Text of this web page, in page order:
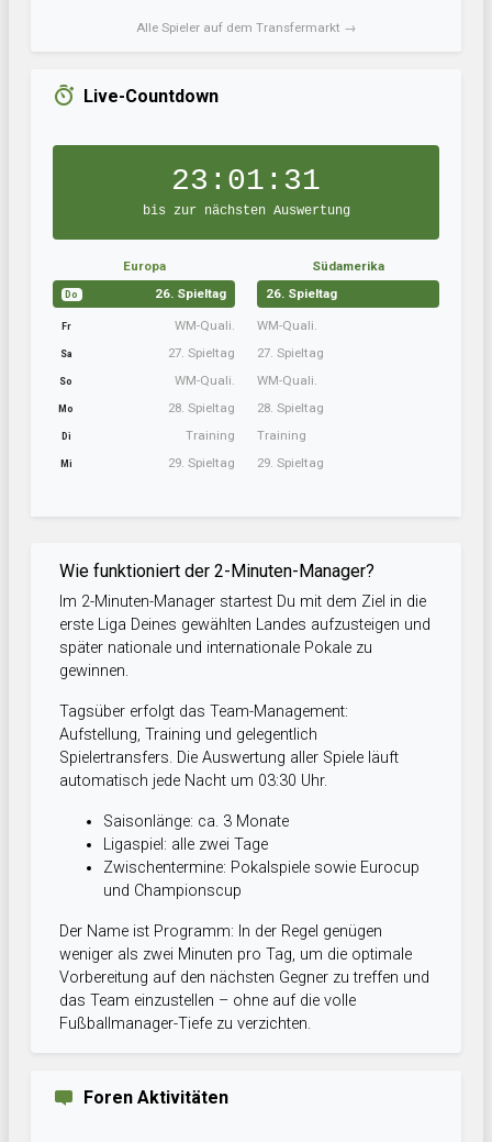
Alle Spieler auf dem Transfermarkt →
Live-Countdown
23:01:31
bis zur nächsten Auswertung
Europa
Do 26. Spieltag
Fr WM-Quali.
Sa 27. Spieltag
So WM-Quali.
Mo 28. Spieltag
Di Training
Mi 29. Spieltag
Südamerika
26. Spieltag
WM-Quali.
27. Spieltag
WM-Quali.
28. Spieltag
Training
29. Spieltag
Wie funktioniert der 2-Minuten-Manager?
Im 2-Minuten-Manager startest Du mit dem Ziel in die
erste Liga Deines gewählten Landes aufzusteigen und
später nationale und internationale Pokale zu
gewinnen.
Tagsüber erfolgt das Team-Management:
Aufstellung, Training und gelegentlich
Spielertransfers. Die Auswertung aller Spiele läuft
automatisch jede Nacht um 03:30 Uhr.
Saisonlänge: ca. 3 Monate
Ligaspiel: alle zwei Tage
Zwischentermine: Pokalspiele sowie Eurocup
und Championscup
Der Name ist Programm: In der Regel genügen
weniger als zwei Minuten pro Tag, um die optimale
Vorbereitung auf den nächsten Gegner zu treffen und
das Team einzustellen – ohne auf die volle
Fußballmanager-Tiefe zu verzichten.
Foren Aktivitäten